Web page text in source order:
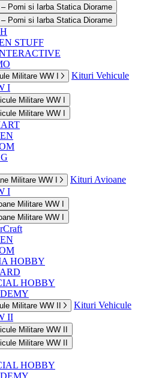
Pomi si Iarba Statica Diorame
Pomi si Iarba Statica Diorame
STUFF
Militare WW I
Kituri Vehicule
I
Militare WW I
Militare WW I
Militare WW I
Kituri Avioane
I
Militare WW I
Militare WW I
HOBBY
HOBBY
Militare WW II
Kituri Vehicule
II
Militare WW II
Militare WW II
HOBBY